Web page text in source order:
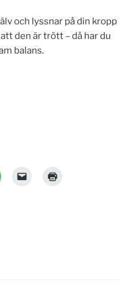
och lyssnar på din kropp
den är trött – då har du
balans.